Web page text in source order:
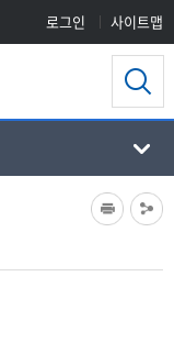
로그인 사이트맵